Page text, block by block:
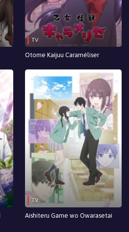
TV
Otome Kaijuu Caraméliser
TV
Aishiteru Game wo Owarasetai